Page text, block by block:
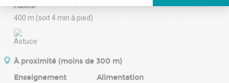
Axeptio consent
Plateforme de Gestion du Consentement : Personnalisez vos Options
Notre plateforme vous permet d'adapter et de gérer vos paramètres
Halimi
400 m (soit 4 min à pied)
À proximité (moins de 300 m)
Enseignement
Alimentation